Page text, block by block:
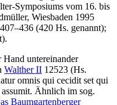
Symposiums vom 16. bis
, Wiesbaden 1995
(420 Hs. genannt);
Hand untereinander
Walther II 12523 (Hs.
omnis qui cecidit set qui
Ähnlich im sog.
Baumgartenberger